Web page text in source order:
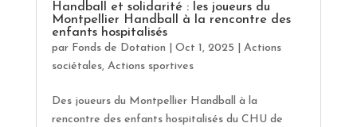
Handball et solidarité : les joueurs du
Montpellier Handball à la rencontre des
enfants hospitalisés
par Fonds de Dotation Oct 1, 2025
Actions
sociétales, Actions sportives
Des joueurs du Montpellier Handball à la
rencontre des enfants hospitalisés du CHU de